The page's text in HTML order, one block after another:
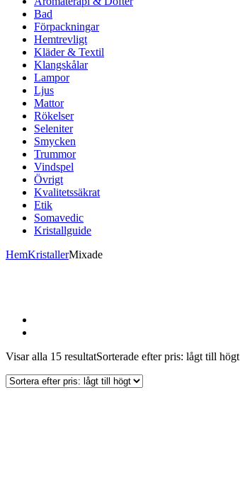
Bad
Förpackningar
Hemtrevligt
Kläder & Textil
Klangskålar
Lampor
Ljus
Mattor
Rökelser
Seleniter
Smycken
Trummor
Vindspel
Övrigt
Kvalitetssäkrat
Etik
Somavedic
Kristallguide
HemKristallerMixade
Visar alla 15 resultatSorterade efter pris: lågt till högt